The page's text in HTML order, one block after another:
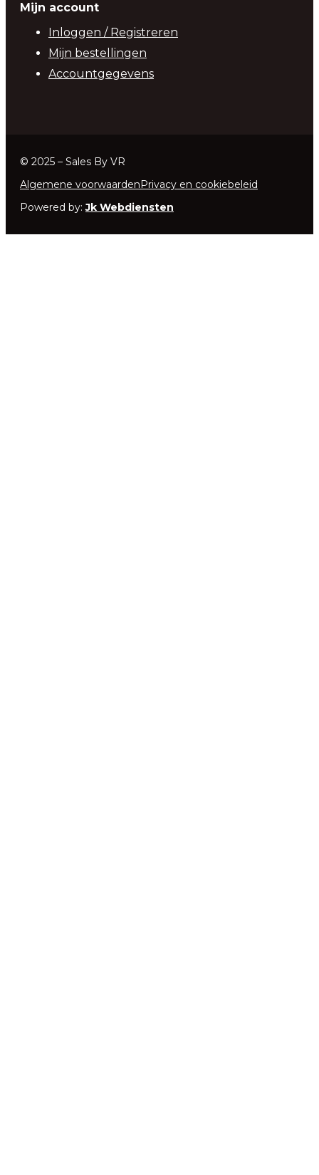
Mijn account
Inloggen / Registreren
Mijn bestellingen
Accountgegevens
© 2025 – Sales By VR
Algemene voorwaarden Privacy en cookiebeleid
Powered by:Jk Webdiensten